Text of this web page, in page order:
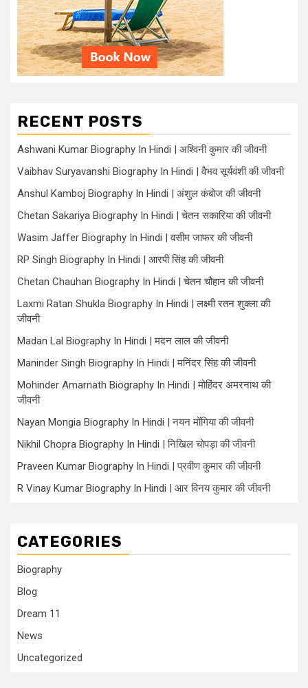
RECENT POSTS
Ashwani Kumar Biography In Hindi | अश्विनी कुमार की जीवनी
Vaibhav Suryavanshi Biography In Hindi | वैभव सूर्यवंशी की जीवनी
Anshul Kamboj Biography In Hindi | अंशुल कंबोज की जीवनी
Chetan Sakariya Biography In Hindi | चेतन सकारिया की जीवनी
Wasim Jaffer Biography In Hindi | वसीम जाफर की जीवनी
RP Singh Biography In Hindi | आरपी सिंह की जीवनी
Chetan Chauhan Biography In Hindi | चेतन चौहान की जीवनी
Laxmi Ratan Shukla Biography In Hindi | लक्ष्मी रतन शुक्ला की
जीवनी
Madan Lal Biography In Hindi | मदन लाल की जीवनी
Maninder Singh Biography In Hindi | मनिंदर सिंह की जीवनी
Mohinder Amarnath Biography In Hindi | मोहिंदर अमरनाथ की
जीवनी
Nayan Mongia Biography In Hindi | नयन मोंगिया की जीवनी
Nikhil Chopra Biography In Hindi | निखिल चोपड़ा की जीवनी
Praveen Kumar Biography In Hindi | प्रवीण कुमार की जीवनी
R Vinay Kumar Biography In Hindi | आर विनय कुमार की जीवनी
CATEGORIES
Biography
Blog
Dream 11
News
Uncategorized